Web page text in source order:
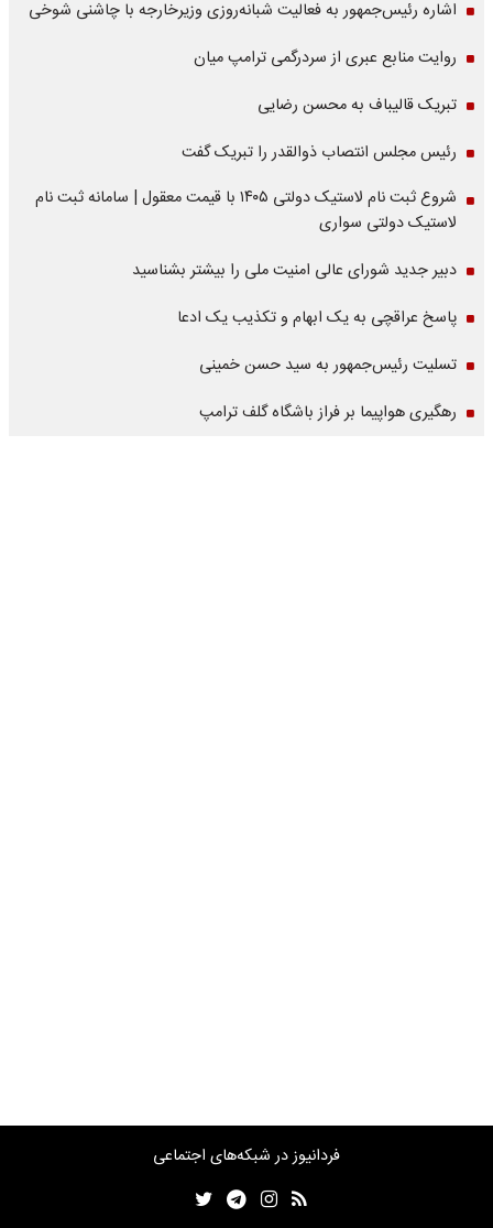
اشاره‌ رئیس‌جمهور به فعالیت شبانه‌روزی وزیر‌خارجه با چاشنی شوخی
روایت منابع عبری از سردرگمی ترامپ میان
تبریک قالیباف به محسن رضایی
رئیس مجلس انتصاب ذوالقدر را تبریک گفت
شروع ثبت نام لاستیک دولتی ۱۴۰۵ با قیمت معقول | سامانه ثبت نام
لاستیک دولتی سواری
دبیر جدید شورای عالی امنیت ملی را بیشتر بشناسید
پاسخ عراقچی به یک ابهام و تکذیب یک ادعا
تسلیت رئیس‌جمهور به سید حسن خمینی
رهگیری هواپیما بر فراز باشگاه گلف ترامپ
فردانیوز در شبکه‌های اجتماعی